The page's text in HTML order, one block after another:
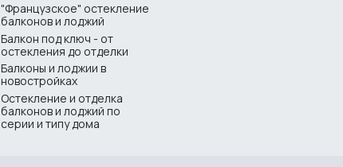
"Французское" остекление
балконов и лоджий
Балкон под ключ - от
остекления до отделки
Балконы и лоджии в
новостройках
Остекление и отделка
балконов и лоджий по
серии и типу дома